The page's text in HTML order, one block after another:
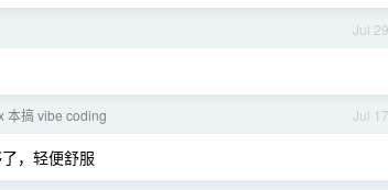
Jul 29
Jul 17
本搞 vibe coding
，轻便舒服